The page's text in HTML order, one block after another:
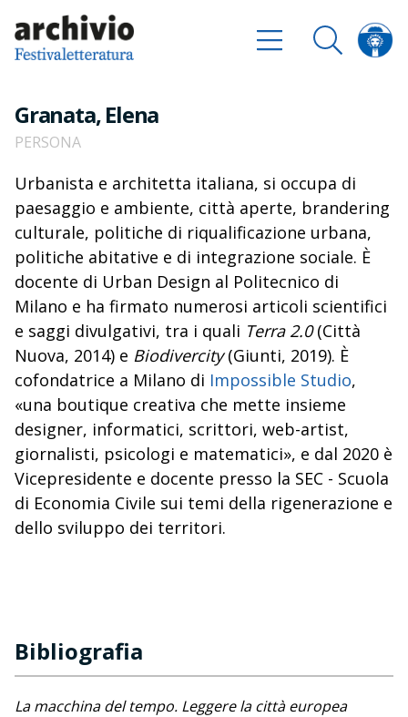
Granata, Elena
PERSONA
Urbanista e architetta italiana, si occupa di
paesaggio e ambiente, città aperte, brandering
culturale, politiche di riqualificazione urbana,
politiche abitative e di integrazione sociale. È
docente di Urban Design al Politecnico di
Milano e ha firmato numerosi articoli scientifici
e saggi divulgativi, tra i quali Terra 2.0(Città
Nuova, 2014) e Biodivercity(Giunti, 2019). È
cofondatrice a Milano di Impossible Studio,
«una boutique creativa che mette insieme
designer, informatici, scrittori, web-artist,
giornalisti, psicologi e matematici», e dal 2020 è
Vicepresidente e docente presso la SEC - Scuola
di Economia Civile sui temi della rigenerazione e
dello sviluppo dei territori.
Bibliografia
La macchina del tempo. Leggere la città europea